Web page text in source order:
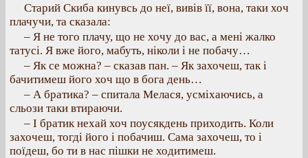
Старий Скиба кинувсь до неї, вивів її, вона, таки хоч
плачучи, та сказала:
– Я не того плачу, що не хочу до вас, а мені жалко
татусі. Я вже його, мабуть, ніколи і не побачу…
– Як се можна? – сказав пан. – Як захочеш, так і
бачитимеш його хоч що в бога день…
– А братика? – спитала Мелася, усміхаючись, а
сльози таки втираючи.
– І братик нехай хоч поусякдень приходить. Коли
захочеш, тогді його і побачиш. Сама захочеш, то і
поїдеш, бо ти в нас пішки не ходитимеш.